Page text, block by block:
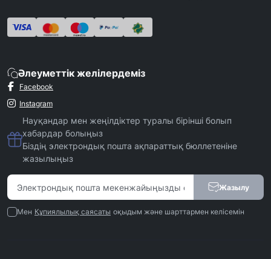
Әлеуметтік желілердеміз
Facebook
Instagram
Науқандар мен жеңілдіктер туралы бірінші болып
хабардар болыңыз
Біздің электрондық пошта ақпараттық бюллетеніне
жазылыңыз
Жазылу
Мен Құпиялылық саясаты оқыдым және шарттармен келісемін